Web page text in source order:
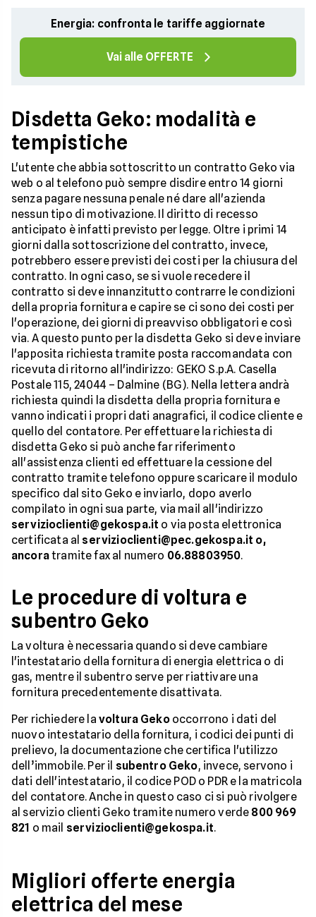
Energia: confronta le tariffe aggiornate
Vai alle OFFERTE
Disdetta Geko: modalità e
tempistiche
L'utente che abbia sottoscritto un contratto Geko via
web o al telefono può sempre disdire entro 14 giorni
senza pagare nessuna penale né dare all'azienda
nessun tipo di motivazione. Il diritto di recesso
anticipato è infatti previsto per legge. Oltre i primi 14
giorni dalla sottoscrizione del contratto, invece,
potrebbero essere previsti dei costi per la chiusura del
contratto. In ogni caso, se si vuole recedere il
contratto si deve innanzitutto contrarre le condizioni
della propria fornitura e capire se ci sono dei costi per
l'operazione, dei giorni di preavviso obbligatori e così
via. A questo punto per la disdetta Geko si deve inviare
l'apposita richiesta tramite posta raccomandata con
ricevuta di ritorno all'indirizzo: GEKO S.p.A. Casella
Postale 115, 24044 – Dalmine (BG). Nella lettera andrà
richiesta quindi la disdetta della propria fornitura e
vanno indicati i propri dati anagrafici, il codice cliente e
quello del contatore. Per effettuare la richiesta di
disdetta Geko si può anche far riferimento
all'assistenza clienti ed effettuare la cessione del
contratto tramite telefono oppure scaricare il modulo
specifico dal sito Geko e inviarlo, dopo averlo
compilato in ogni sua parte, via mail all'indirizzo
servizioclienti@gekospa.it o via posta elettronica
certificata al servizioclienti@pec.gekospa.it o,
ancoratramite fax al numero 06.88803950.
Le procedure di voltura e
subentro Geko
La voltura è necessaria quando si deve cambiare
l'intestatario della fornitura di energia elettrica o di
gas, mentre il subentro serve per riattivare una
fornitura precedentemente disattivata.
Per richiedere la voltura Gekooccorrono i dati del
nuovo intestatario della fornitura, i codici dei punti di
prelievo, la documentazione che certifica l'utilizzo
dell’immobile. Per il subentro Geko, invece, servono i
dati dell'intestatario, il codice POD o PDR e la matricola
del contatore. Anche in questo caso ci si può rivolgere
al servizio clienti Geko tramite numero verde 800 969
821 o mail servizioclienti@gekospa.it.
Migliori offerte energia
elettrica del mese